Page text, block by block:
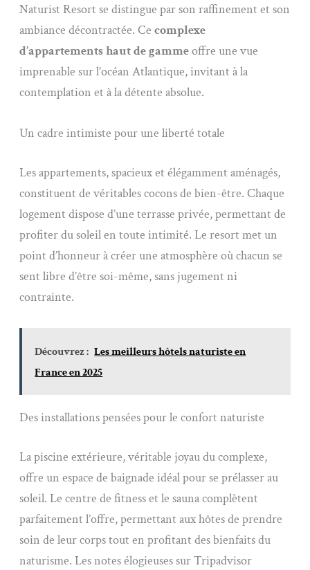
Naturist Resort se distingue par son raffinement et son
ambiance décontractée. Cecomplexe
d’appartements haut de gammeoffre une vue
imprenable sur l’océan Atlantique, invitant à la
contemplation et à la détente absolue.
Un cadre intimiste pour une liberté totale
Les appartements, spacieux et élégamment aménagés,
constituent de véritables cocons de bien-être. Chaque
logement dispose d’une terrasse privée, permettant de
profiter du soleil en toute intimité. Le resort met un
point d’honneur à créer une atmosphère où chacun se
sent libre d’être soi-même, sans jugement ni
contrainte.
Découvrez : Les meilleurs hôtels naturiste en
France en 2025
Des installations pensées pour le confort naturiste
La piscine extérieure, véritable joyau du complexe,
offre un espace de baignade idéal pour se prélasser au
soleil. Le centre de fitness et le sauna complètent
parfaitement l’offre, permettant aux hôtes de prendre
soin de leur corps tout en profitant des bienfaits du
naturisme. Les notes élogieuses sur Tripadvisor